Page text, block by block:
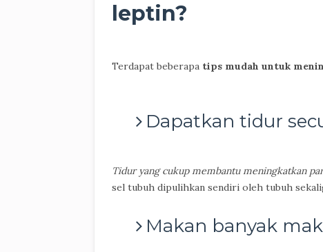
leptin?
Terdapat beberapa tips mudah untuk
Dapatkan tidur
Tidur yang cukup membantu meningkatkan
sel tubuh dipulihkan sendiri oleh tubuh
Makan banyak